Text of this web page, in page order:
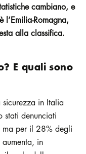
cambiano, e
Romagna,
alla classifica.
E quali sono
in Italia
stati denunciati
ma per il 28% degli
in